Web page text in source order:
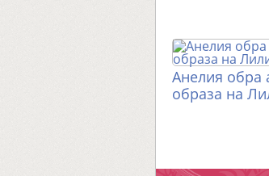
Анелия обра
образа на